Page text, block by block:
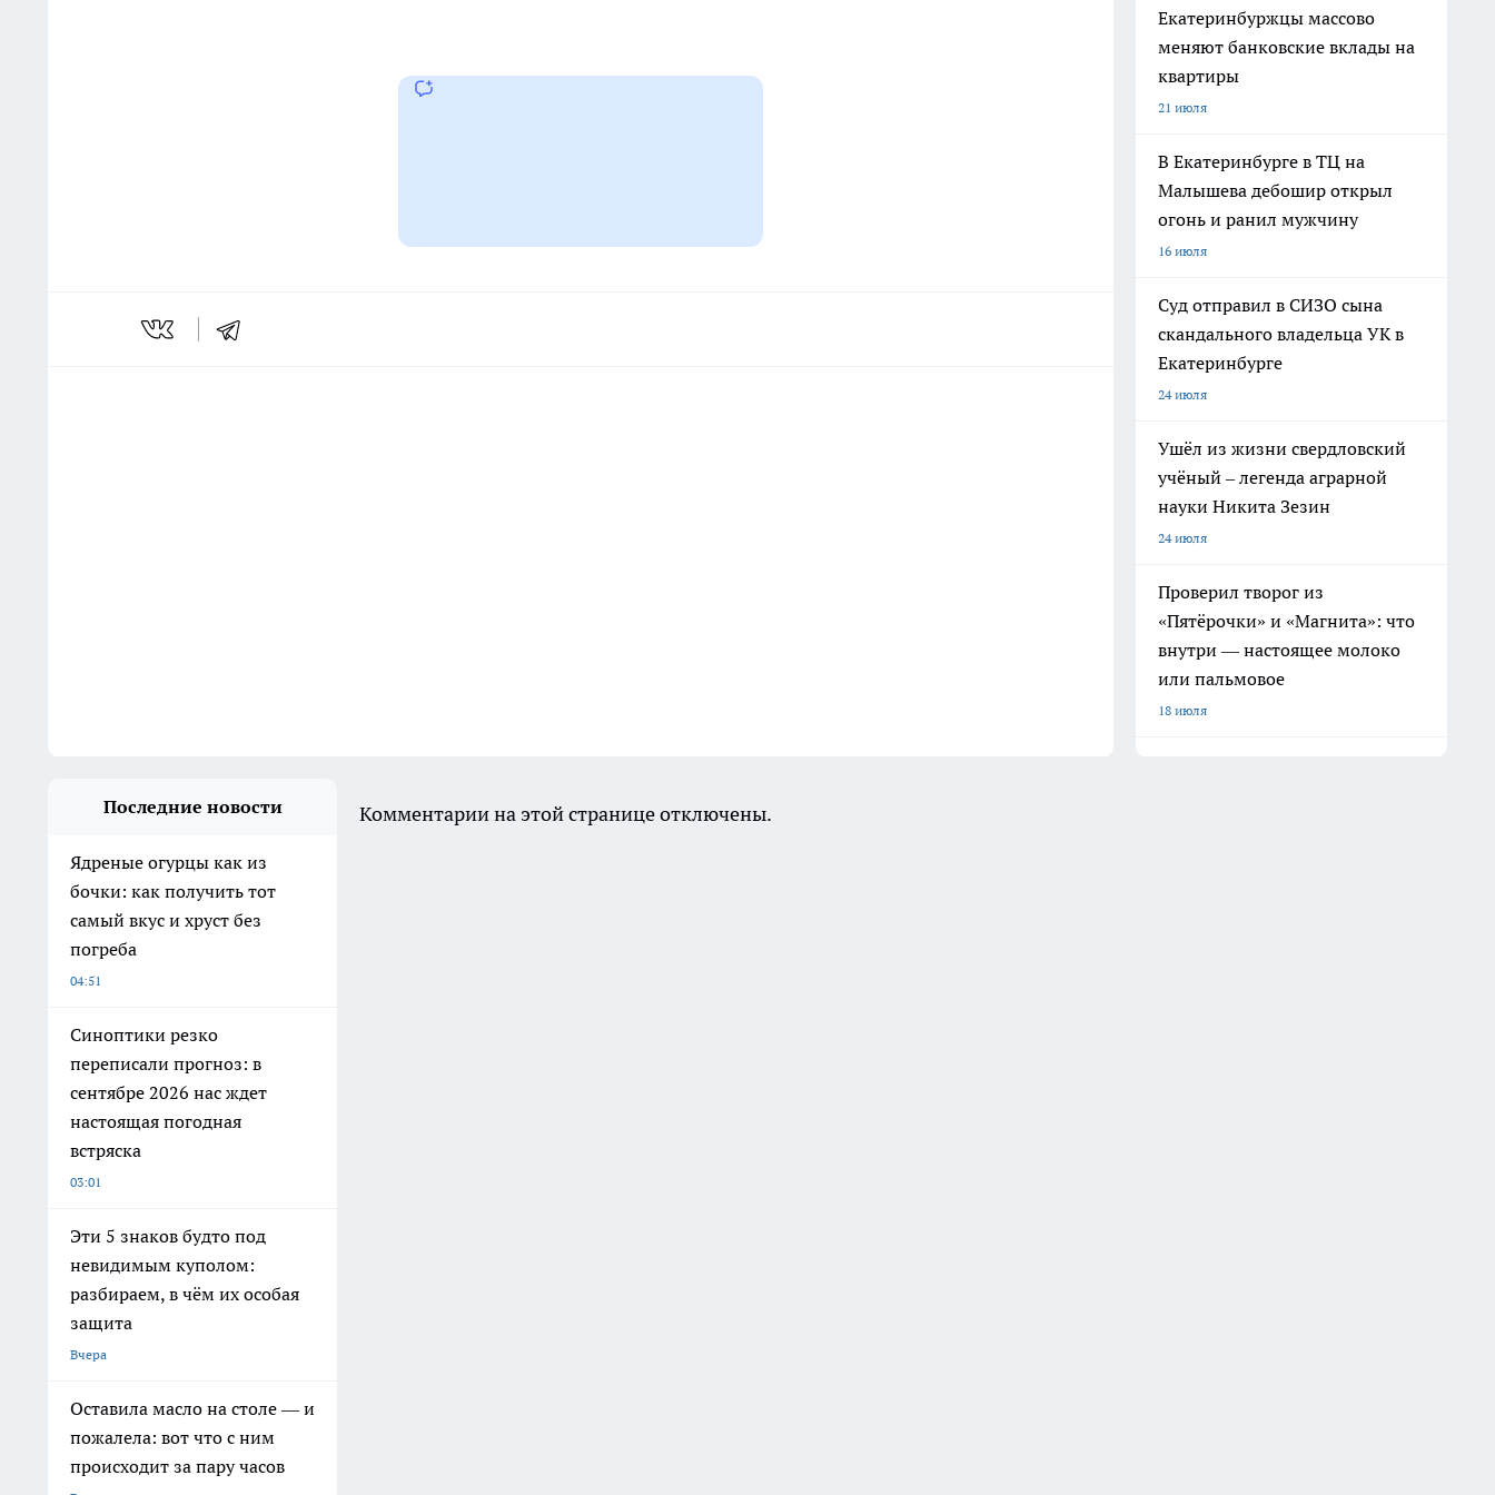
Екатеринбуржцы массово
меняют банковские вклады на
квартиры
21 июля
В Екатеринбурге в ТЦ на
Малышева дебошир открыл
огонь и ранил мужчину
16 июля
Суд отправил в СИЗО сына
скандального владельца УК в
Екатеринбурге
24 июля
Ушёл из жизни свердловский
учёный – легенда аграрной
науки Никита Зезин
24 июля
Проверил творог из
«Пятёрочки» и «Магнита»: что
внутри — настоящее молоко
или пальмовое
18 июля
Последние новости
Ядреные огурцы как из
бочки: как получить тот
самый вкус и хруст без
погреба
04:51
Синоптики резко
переписали прогноз: в
сентябре 2026 нас ждет
настоящая погодная
встряска
03:01
Эти 5 знаков будто под
невидимым куполом:
разбираем, в чём их особая
защита
Вчера
Оставила масло на столе — и
пожалела: вот что с ним
происходит за пару часов
Комментарии на этой странице отключены.